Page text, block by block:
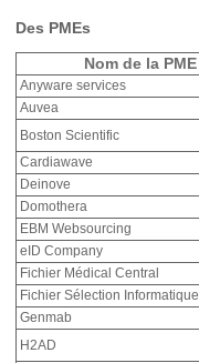
Des PMEs
Nom de la PME
Anyware services
Auvea
Boston Scientific
Cardiawave
Deinove
Domothera
EBM Websourcing
eID Company
Fichier Médical Central
Fichier Sélection Informatique
Genmab
H2AD